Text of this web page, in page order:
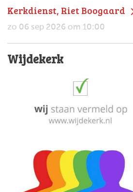
Kerkdienst, Riet Boogaard
zo 06 sep 2026 om 10:00
Wijdekerk